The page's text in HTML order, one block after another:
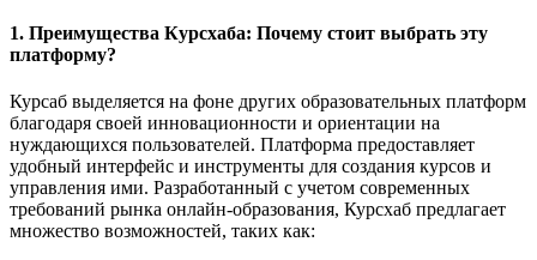
1. Преимущества Курсхаба: Почему стоит выбрать эту
платформу?
Курсаб выделяется на фоне других образовательных платформ
благодаря своей инновационности и ориентации на
нуждающихся пользователей. Платформа предоставляет
удобный интерфейс и инструменты для создания курсов и
управления ими. Разработанный с учетом современных
требований рынка онлайн-образования, Курсхаб предлагает
множество возможностей, таких как: